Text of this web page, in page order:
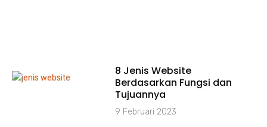
8 Jenis Website
Berdasarkan Fungsi dan
Tujuannya
9 Februari 2023